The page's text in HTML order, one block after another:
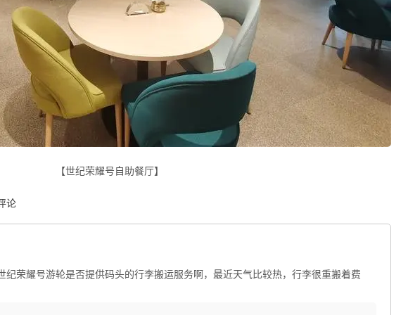
【世纪荣耀号自助餐厅】
论
纪荣耀号游轮是否提供码头的行李搬运服务啊，最近天气比较热，行李很重搬着费